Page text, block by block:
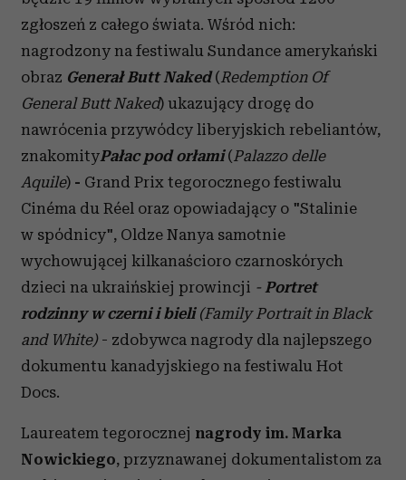
zgłoszeń z całego świata. Wśród nich:
nagrodzony na festiwalu Sundance amerykański
obraz Generał Butt Naked(Redemption Of
General Butt Naked) ukazujący drogę do
nawrócenia przywódcy liberyjskich rebeliantów,
znakomityPałac pod orłami (Palazzo delle
Aquile) - Grand Prix tegorocznego festiwalu
Cinéma du Réel oraz opowiadający o "Stalinie
w spódnicy", Oldze Nanya samotnie
wychowującej kilkanaścioro czarnoskórych
dzieci na ukraińskiej prowincji - Portret
rodzinny w czerni i bieli (Family Portrait in Black
and White)- zdobywca nagrody dla najlepszego
dokumentu kanadyjskiego na festiwalu Hot
Docs.
Laureatem tegorocznej nagrody im. Marka
Nowickiego, przyznawanej dokumentalistom za